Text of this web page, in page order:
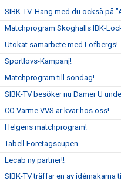
SIBK-TV. Häng med du också på
Matchprogram Skoghalls IBK-
Utökat samarbete med Löfbergs!
Sportlovs-Kampanj!
Matchprogram till söndag!
SIBK-TV besöker nu Damer U
CO Värme VVS är kvar hos oss!
Helgens matchprogram!
Tabell Företagscupen
Lecab ny partner!!
SIBK-TV träffar en av idémakarna